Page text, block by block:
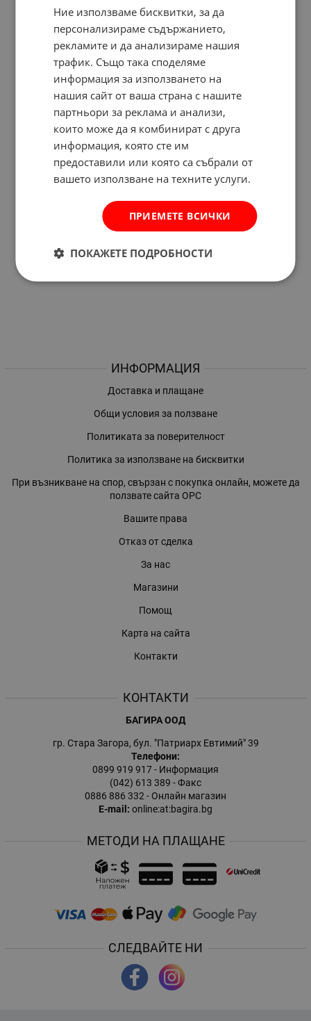
ИНФОРМАЦИЯ
Доставка и плащане
Общи условия за ползване
Политиката за поверителност
Политика за използване на бисквитки
При възникване на спор, свързан с покупка онлайн, можете да
ползвате сайта ОРС
Вашите права
Отказ от сделка
За нас
Магазини
Помощ
Карта на сайта
Контакти
КОНТАКТИ
БАГИРА ООД
гр. Стара Загора, бул. "Патриарх Евтимий" 39
Телефони:
0899 919 917- Информация
(042) 613 389 - Факс
0886 886 332 - Онлайн магазин
E-mail: online:at:bagira.bg
МЕТОДИ НА ПЛАЩАНЕ
СЛЕДВАЙТЕ НИ
Ние използваме бисквитки, за да
персонализираме съдържанието,
рекламите и да анализираме нашия
трафик. Също така споделяме
информация за използването на
нашия сайт от ваша страна с нашите
партньори за реклама и анализи,
които може да я комбинират с друга
информация, която сте им
предоставили или която са събрали от
вашето използване на техните услуги.
ПРИЕМЕТЕ ВСИЧКИ
ПОКАЖЕТЕ ПОДРОБНОСТИ